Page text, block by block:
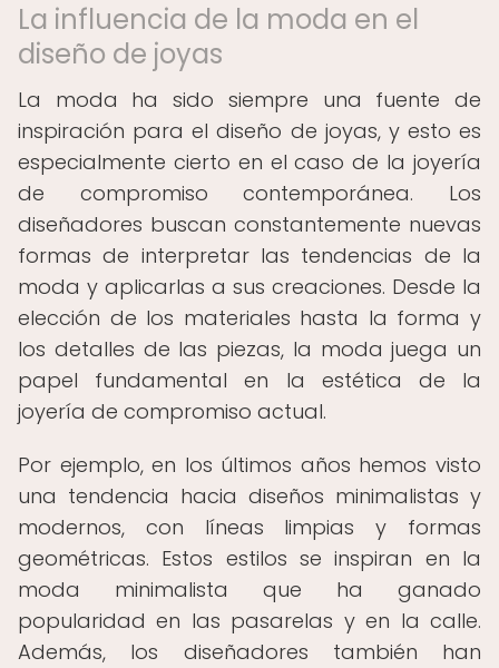
La influencia de la moda en el
diseño de joyas
La moda ha sido siempre una fuente de
inspiración para el diseño de joyas, y esto es
especialmente cierto en el caso de la joyería
de compromiso contemporánea. Los
diseñadores buscan constantemente nuevas
formas de interpretar las tendencias de la
moda y aplicarlas a sus creaciones. Desde la
elección de los materiales hasta la forma y
los detalles de las piezas, la moda juega un
papel fundamental en la estética de la
joyería de compromiso actual.
Por ejemplo, en los últimos años hemos visto
una tendencia hacia diseños minimalistas y
modernos, con líneas limpias y formas
geométricas. Estos estilos se inspiran en la
moda minimalista que ha ganado
popularidad en las pasarelas y en la calle.
Además, los diseñadores también han